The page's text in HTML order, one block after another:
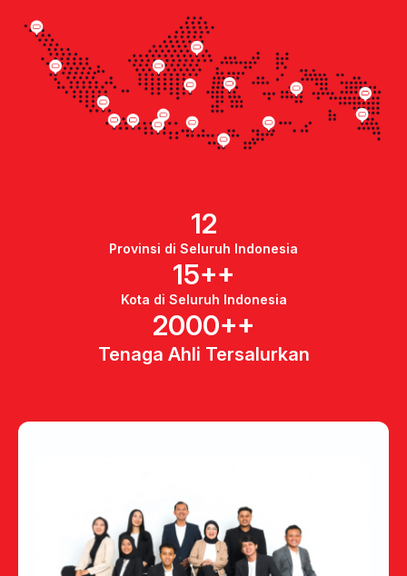
12
Provinsi di Seluruh Indonesia
15++
Kota di Seluruh Indonesia
2000++
Tenaga Ahli Tersalurkan